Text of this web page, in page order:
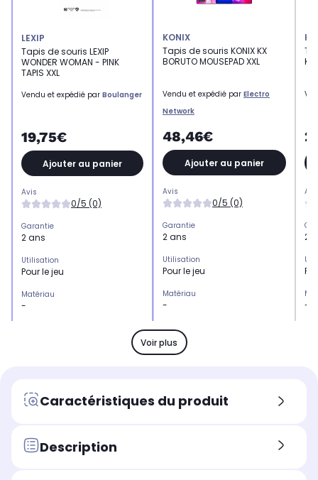
LEXIP
Tapis de souris LEXIP
WONDER WOMAN - PINK
TAPIS XXL
Vendu et expédié par Boulanger
19,75€
Ajouter au panier
Avis
0/5 (0)
Garantie
2 ans
Utilisation
Pour le jeu
Matériau
-
KONIX
Tapis de souris KONIX KX
BORUTO MOUSEPAD XXL
Vendu et expédié par Electro
Network
48,46€
Ajouter au panier
Avis
0/5 (0)
Garantie
2 ans
Utilisation
Pour le jeu
Matériau
-
LxHxP
-
2
-
Voir plus
Caractéristiques du produit
Description